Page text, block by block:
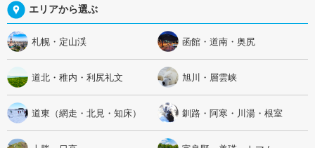
エリアから選ぶ
札幌・定山渓 函館・道南・奥尻
道北・稚内・利尻礼文 旭川・層雲峡
道東（網走・北見・知床） 釧路・阿寒・川湯・根室